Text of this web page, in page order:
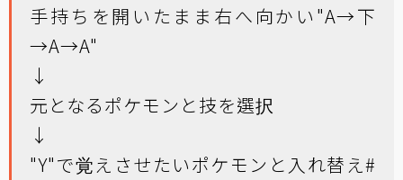
手持ちを開いたまま右へ向かい"A→下
→A→A"
↓
元となるポケモンと技を選択
↓
"Y"で覚えさせたいポケモンと入れ替え#